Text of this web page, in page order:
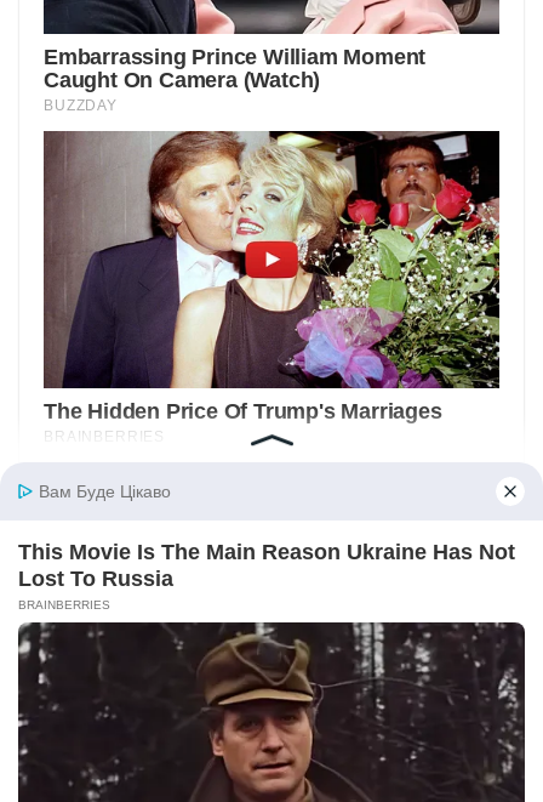
Вам Буде Цікаво
This Movie Is The Main Reason Ukraine Has Not
Lost To Russia
BRAINBERRIES